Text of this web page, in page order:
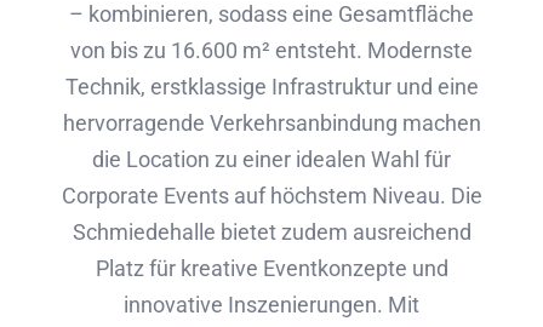
– kombinieren, sodass eine Gesamtfläche
von bis zu 16.600 m² entsteht. Modernste
Technik, erstklassige Infrastruktur und eine
hervorragende Verkehrsanbindung machen
die Location zu einer idealen Wahl für
Corporate Events auf höchstem Niveau. Die
Schmiedehalle bietet zudem ausreichend
Platz für kreative Eventkonzepte und
innovative Inszenierungen. Mit